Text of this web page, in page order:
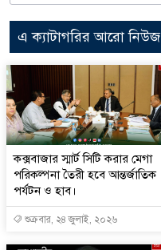
এ ক্যাটাগরির আরো নিউজ
কক্সবাজার স্মার্ট সিটি করার মেগা
পরিকল্পনা তৈরী হবে আন্তর্জাতিক
পর্যটন ও হাব।
শুক্রবার, ২৪ জুলাই, ২০২৬